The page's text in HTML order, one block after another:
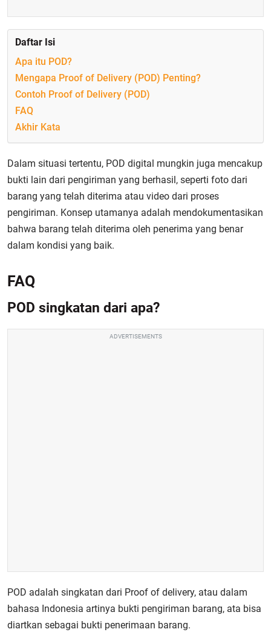
Daftar Isi
Apa itu POD?
Mengapa Proof of Delivery (POD) Penting?
Contoh Proof of Delivery (POD)
FAQ
Akhir Kata
Dalam situasi tertentu, POD digital mungkin juga mencakup
bukti lain dari pengiriman yang berhasil, seperti foto dari
barang yang telah diterima atau video dari proses
pengiriman. Konsep utamanya adalah mendokumentasikan
bahwa barang telah diterima oleh penerima yang benar
dalam kondisi yang baik.
FAQ
POD singkatan dari apa?
ADVERTISEMENTS
POD adalah singkatan dari Proof of delivery, atau dalam
bahasa Indonesia artinya bukti pengiriman barang, ata bisa
diartkan sebagai bukti penerimaan barang.